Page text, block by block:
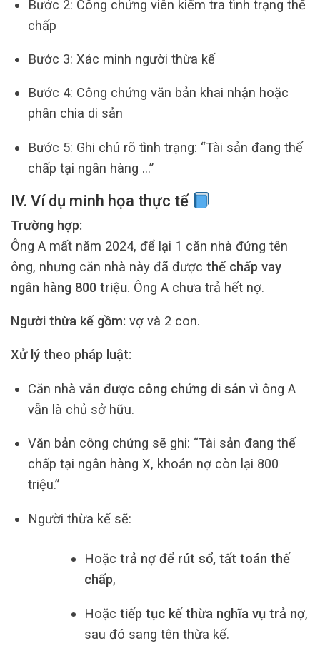
Bước 2: Công chứng viên kiểm tra tình trạng thế
chấp
Bước 3: Xác minh người thừa kế
Bước 4: Công chứng văn bản khai nhận hoặc
phân chia di sản
Bước 5: Ghi chú rõ tình trạng: “Tài sản đang thế
chấp tại ngân hàng …”
IV. Ví dụ minh họa thực tế
Trường hợp:
Ông A mất năm 2024, để lại 1 căn nhà đứng tên
ông, nhưng căn nhà này đã được thế chấp vay
ngân hàng 800 triệu. Ông A chưa trả hết nợ.
Người thừa kế gồm: vợ và 2 con.
Xử lý theo pháp luật:
Căn nhà vẫn được công chứng di sản vì ông A
vẫn là chủ sở hữu.
Văn bản công chứng sẽ ghi: “Tài sản đang thế
chấp tại ngân hàng X, khoản nợ còn lại 800
triệu.”
Người thừa kế sẽ:
Hoặc trả nợ để rút sổ, tất toán thế
chấp,
Hoặc tiếp tục kế thừa nghĩa vụ trả nợ,
sau đó sang tên thừa kế.